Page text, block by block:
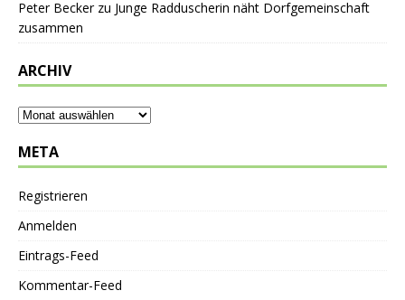
Peter Beckerzu Junge Radduscherin näht Dorfgemeinschaft
zusammen
ARCHIV
META
Registrieren
Anmelden
Eintrags-Feed
Kommentar-Feed